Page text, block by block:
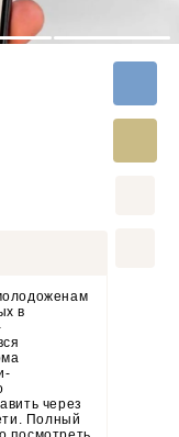
4
в
через
Полный